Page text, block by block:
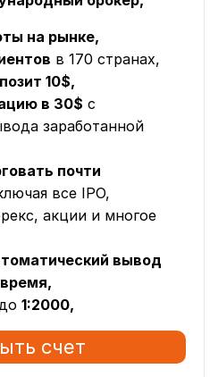
на рынке,
в 170 странах,
10$,
в 30$ с
заработанной
почти
все IPO,
акции и многое
вывод
1:2000,
счет